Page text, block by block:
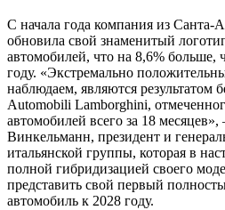
С начала года компания из Санта-
обновила свой знаменитый
автомобилей, что на 8,6% больше,
году. «Экстремально
наблюдаем, являются результатом
Automobili Lamborghini,
автомобилей всего за 18
Винкельманн, президент и
итальянской группы, которая в
полной гибридизацией своего
представить свой первый
автомобиль к 2028 году.